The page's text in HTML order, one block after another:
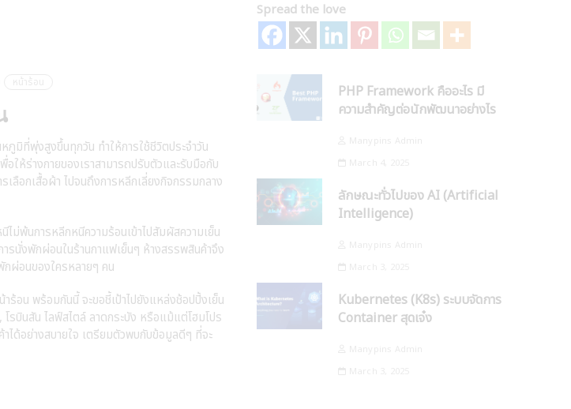
ภูมิที่พุ่งสูงขึ้นทุกวัน ทำให้การใช้ชีวิตประจำวัน
ให้ร่างกายของเราสามารถปรับตัวและรับมือกับ
เลือกเสื้อผ้า ไปจนถึงการหลีกเลี่ยงกิจกรรมกลาง
ม่พ้นการหลีกหนีความร้อนเข้าไปสัมผัสความเย็น
รนั่งพักผ่อนในร้านกาแฟเย็นๆ ห้างสรรพสินค้าจึง
กผ่อนของใครหลายๆ คน
อน พร้อมกันนี้ จะขอชี้เป้าไปยังแหล่งช้อปปิ้งเย็น
โรบินสัน ไลฟ์สไตล์ ลาดกระบัง หรือแม้แต่โฮมโปร
ได้อย่างสบายใจ เตรียมตัวพบกับข้อมูลดีๆ ที่จะ
Spread the love
PHP Framework คืออะไร มี
ความสำคัญต่อนักพัฒนาอย่างไร
ลักษณะทั่วไปของ AI (Artificial
Intelligence)
Kubernetes (K8s) ระบบจัดการ
Container สุดเจ๋ง